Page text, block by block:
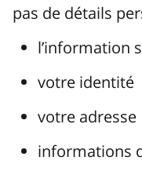
pas de détails
l’information
votre identité
votre adresse
informations